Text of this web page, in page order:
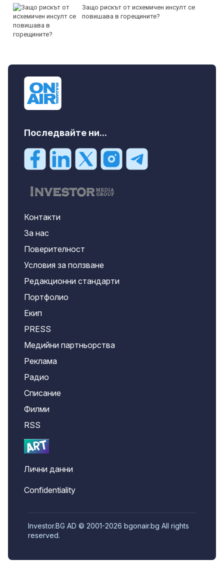
Защо рискът от исхемичен инсулт се
повишава в горещините?
Последвайте ни...
Контакти
За нас
Поверителност
Условия за ползване
Редакционни стандарти
Портфолио
Екип
PRESS
Медийни партньорства
Реклама
Радио
Списание
Филми
RSS
Лични данни
Confidentiality
Investor.BG AD © 2001-2026 bgonair.bg All rights
reserved.